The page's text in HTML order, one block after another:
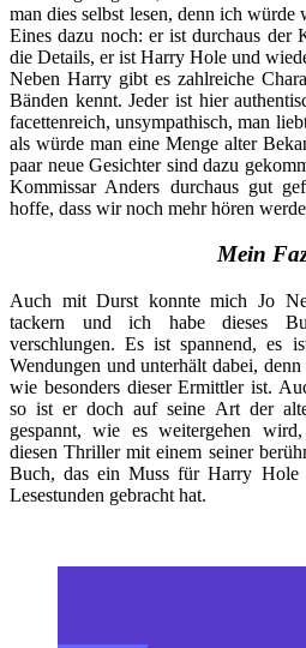
man dies selbst lesen, denn ich
Eines dazu noch: er ist durchaus
die Details, er ist Harry Hole und
Neben Harry gibt es zahlreiche
Bänden kennt. Jeder ist hier
facettenreich, unsympathisch, man
als würde man eine Menge alter
paar neue Gesichter sind dazu
Kommissar Anders durchaus gut
hoffe, dass wir noch mehr hören
Mein
Auch mit Durst konnte mich Jo
tackern und ich habe dieses
verschlungen. Es ist spannend, es
Wendungen und unterhält dabei,
wie besonders dieser Ermittler ist.
so ist er doch auf seine Art der
gespannt, wie es weitergehen
diesen Thriller mit einem seiner
Buch, das ein Muss für Harry Hole
Lesestunden gebracht hat.